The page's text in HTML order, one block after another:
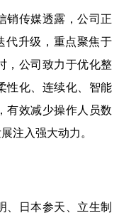
销传媒透露，公司正
代升级，重点聚焦于
，公司致力于优化整
性化、连续化、智能
有效减少操作人员数
注入强大动力 。
、日本参天、立生制